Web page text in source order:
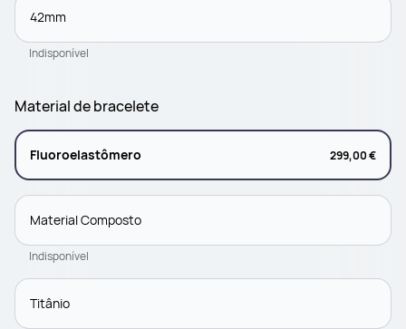
42mm
Indisponível
Material de bracelete
Fluoroelastômero 299,00 €
Material Composto
Indisponível
Titânio